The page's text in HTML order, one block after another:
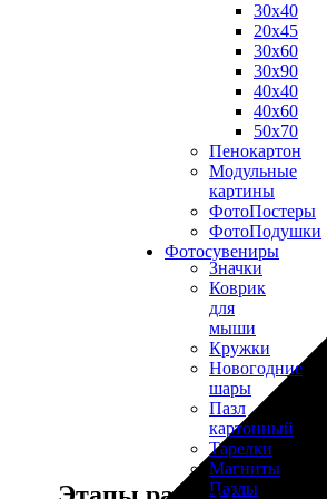
30х40
20х45
30х60
30х90
40х40
40х60
50х70
Пенокартон
Модульные
картины
ФотоПостеры
ФотоПодушки
Фотоcувениры
Значки
Коврик
для
мыши
Кружки
Новогодние
шары
Пазл
картонный
Тарелки
Магниты
Пазлы